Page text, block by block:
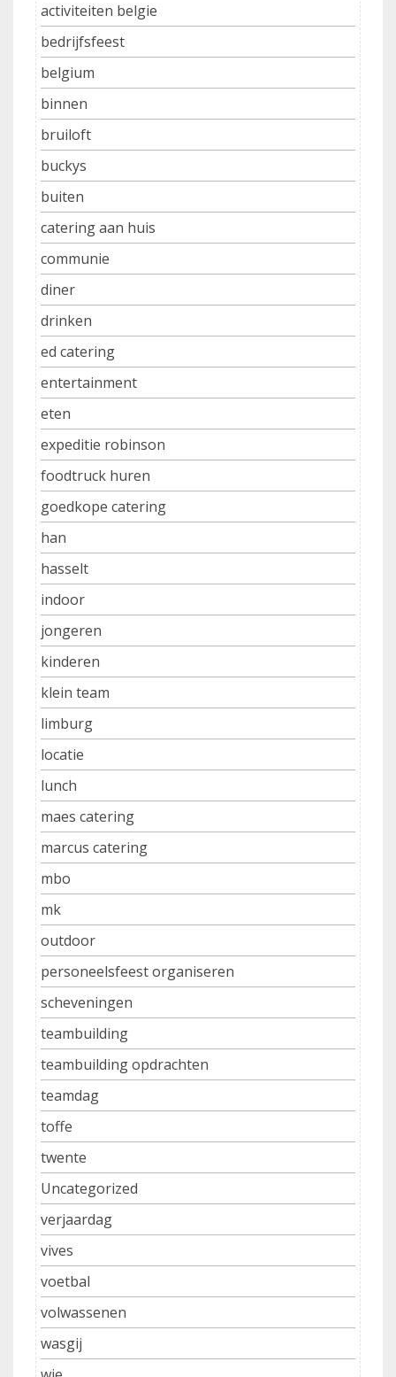
activiteiten belgie
bedrijfsfeest
belgium
binnen
bruiloft
buckys
buiten
catering aan huis
communie
diner
drinken
ed catering
entertainment
eten
expeditie robinson
foodtruck huren
goedkope catering
han
hasselt
indoor
jongeren
kinderen
klein team
limburg
locatie
lunch
maes catering
marcus catering
mbo
mk
outdoor
personeelsfeest organiseren
scheveningen
teambuilding
teambuilding opdrachten
teamdag
toffe
twente
Uncategorized
verjaardag
vives
voetbal
volwassenen
wasgij